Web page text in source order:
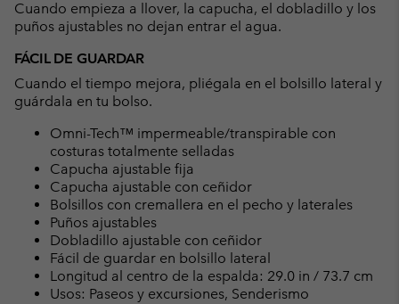
Cuando empieza a llover, la capucha, el dobladillo y los
puños ajustables no dejan entrar el agua.
FÁCIL DE GUARDAR
Cuando el tiempo mejora, pliégala en el bolsillo lateral y
guárdala en tu bolso.
Omni-Tech™ impermeable/transpirable con
costuras totalmente selladas
Capucha ajustable fija
Capucha ajustable con ceñidor
Bolsillos con cremallera en el pecho y laterales
Puños ajustables
Dobladillo ajustable con ceñidor
Fácil de guardar en bolsillo lateral
Longitud al centro de la espalda: 29.0 in / 73.7 cm
Usos: Paseos y excursiones, Senderismo